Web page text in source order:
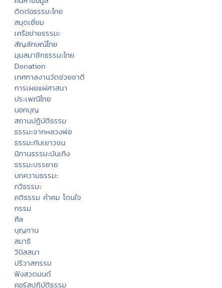
ติดต่อธรรมะไทย
สมุดเยี่ยม
เครือข่ายธรรมะ
สัญลักษณ์ไทย
มุมสมาชิกธรรมะไทย
Donation
เทศกาลงานวัดช่วยชาติ
การเผยแผ่ศาสนา
ประเพณีไทย
บอกบุญ
สถานปฏิบัติธรรม
ธรรมะจากหลวงพ่อ
ธรรมะกับเยาวชน
นิทานธรรมะบันเทิง
ธรรมะบรรยาย
บทความธรรมะ
กวีธรรมะ
คติธรรม คำคม โดนใจ
กรรม
ศีล
บุญทาน
สมาธิ
วิปัสสนา
ปริวาสกรรม
ฟังสวดมนต์
คอร์สปฏิบัติธรรม